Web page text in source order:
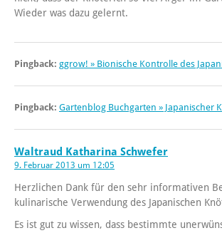
Wieder was dazu gelernt.
Pingback: ggrow! » Bionische Kontrolle des
Pingback: Gartenblog Buchgarten » Japanischer
Waltraud Katharina Schwefer
9. Februar 2013 um 12:05
Herzlichen Dank für den sehr informativen
kulinarische Verwendung des Japanischen
Es ist gut zu wissen, dass bestimmte